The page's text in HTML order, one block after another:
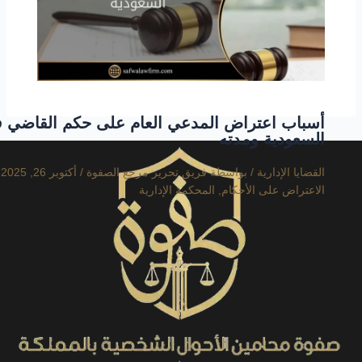
أسباب اعتراض المدعي العام على حكم
السعودية ومدته
القضايا الإدارية / بواسطة فريق تحرير مرجع الصفوة / أكتوبر 26, 2025
الاعتراض على الأحكام
المحكمة الإدارية